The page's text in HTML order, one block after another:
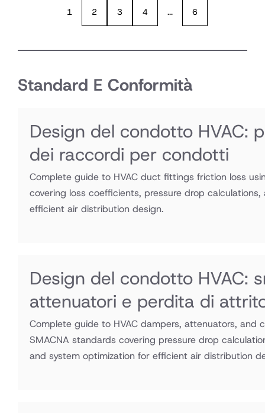
sistema VAV
o un sistema
calore per
l'edificio
1 2 3 4 ... 6
Standard E Conformità
Design del condotto HVAC:
dei raccordi per condotti
Complete guide to HVAC duct fittings friction loss
covering loss coefficients, pressure drop
efficient air distribution design.
Design del condotto HVAC:
attenuatori e perdita di
Complete guide to HVAC dampers, attenuators, and
SMACNA standards covering pressure drop
and system optimization for efficient air distribution